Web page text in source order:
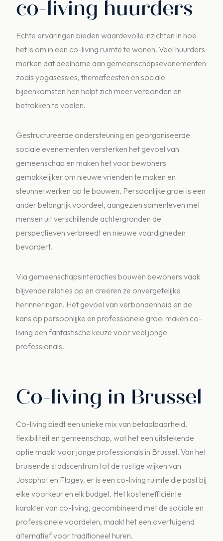
co-living huurders
Echte ervaringen bieden waardevolle inzichten in hoe
het is om in een co-living ruimte te wonen. Veel huurders
merken dat deelname aan gemeenschapsevenementen
zoals yogasessies, themafeesten en sociale
bijeenkomsten hen helpt zich meer verbonden en
betrokken te voelen.
Gestructureerde ondersteuning en georganiseerde
sociale evenementen versterken het gevoel van
gemeenschap en maken het voor bewoners
gemakkelijker om nieuwe vrienden te maken en
steunnetwerken op te bouwen. Persoonlijke groei is een
ander belangrijk voordeel, aangezien samenleven met
mensen uit verschillende achtergronden de
perspectieven verbreedt en nieuwe vaardigheden
bevordert.
Via gemeenschapsinteracties bouwen bewoners vaak
blijvende relaties op en creëren ze onvergetelijke
herinneringen. Het gevoel van verbondenheid en de
kans op persoonlijke en professionele groei maken co-
living een fantastische keuze voor veel jonge
professionals.
Co-living in Brussel
Co-living biedt een unieke mix van betaalbaarheid,
flexibiliteit en gemeenschap, wat het een uitstekende
optie maakt voor jonge professionals in Brussel. Van het
bruisende stadscentrum tot de rustige wijken van
Josaphat en Flagey, er is een co-living ruimte die past bij
elke voorkeur en elk budget. Het kostenefficiënte
karakter van co-living, gecombineerd met de sociale en
professionele voordelen, maakt het een overtuigend
alternatief voor traditioneel huren.